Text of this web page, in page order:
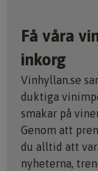
Få våra
inkorg
Vinhyllan.se
duktiga
smakar på
Genom att
du alltid att
nyheterna,